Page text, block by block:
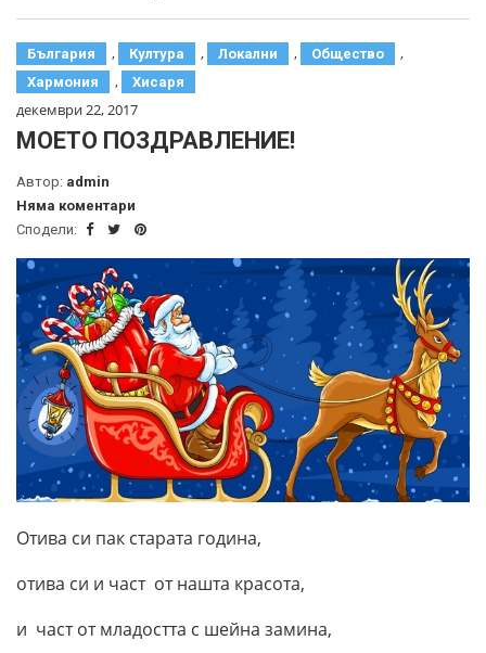
България , Култура , Локални , Общество ,
Хармония , Хисаря
декември 22, 2017
МОЕТО ПОЗДРАВЛЕНИЕ!
Автор: admin
Няма коментари
Сподели:
Отива си пак старата година,
отива си и част от нашта красота,
и част от младостта с шейна замина,